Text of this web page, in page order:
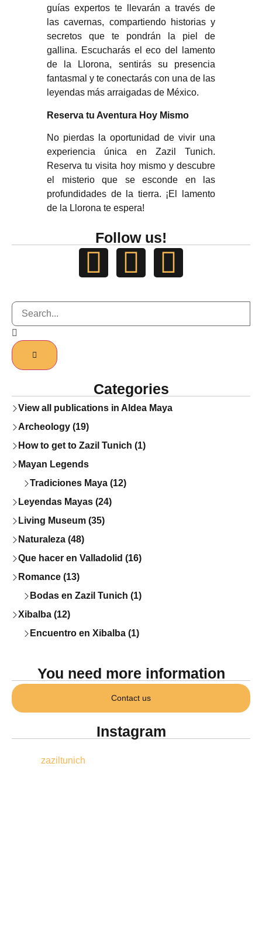
guías expertos te llevarán a través de
las cavernas, compartiendo historias y
secretos que te pondrán la piel de
gallina. Escucharás el eco del lamento
de la Llorona, sentirás su presencia
fantasmal y te conectarás con una de las
leyendas más arraigadas de México.
Reserva tu Aventura Hoy Mismo
No pierdas la oportunidad de vivir una
experiencia única en Zazil Tunich.
Reserva tu visita hoy mismo y descubre
el misterio que se esconde en las
profundidades de la tierra. ¡El lamento
de la Llorona te espera!
Follow us!
Categories
View all publications in Aldea Maya
Archeology (19)
How to get to Zazil Tunich (1)
Mayan Legends
Tradiciones Maya (12)
Leyendas Mayas (24)
Living Museum (35)
Naturaleza (48)
Que hacer en Valladolid (16)
Romance (13)
Bodas en Zazil Tunich (1)
Xibalba (12)
Encuentro en Xibalba (1)
You need more information
Contact us
Instagram
zaziltunich